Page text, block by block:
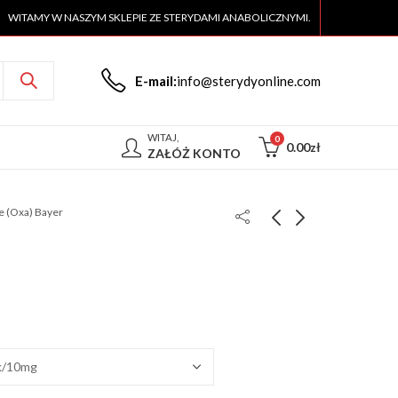
WITAMY W NASZYM SKLEPIE ZE STERYDAMI ANABOLICZNYMI.
E-mail:info@sterydyonline.com
WITAJ,
ZAŁÓŻ KONTO
0
0.00zł
(Oxa) Bayer